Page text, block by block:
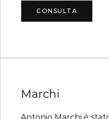
CONSULTA
Marchi